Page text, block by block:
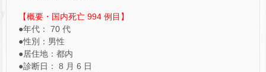
【概要・国内死亡 994 例目】
●年代： 70 代
●性別：男性
●居住地：都内
●診断日： 8 月 6 日